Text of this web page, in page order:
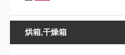
烘箱,干燥箱